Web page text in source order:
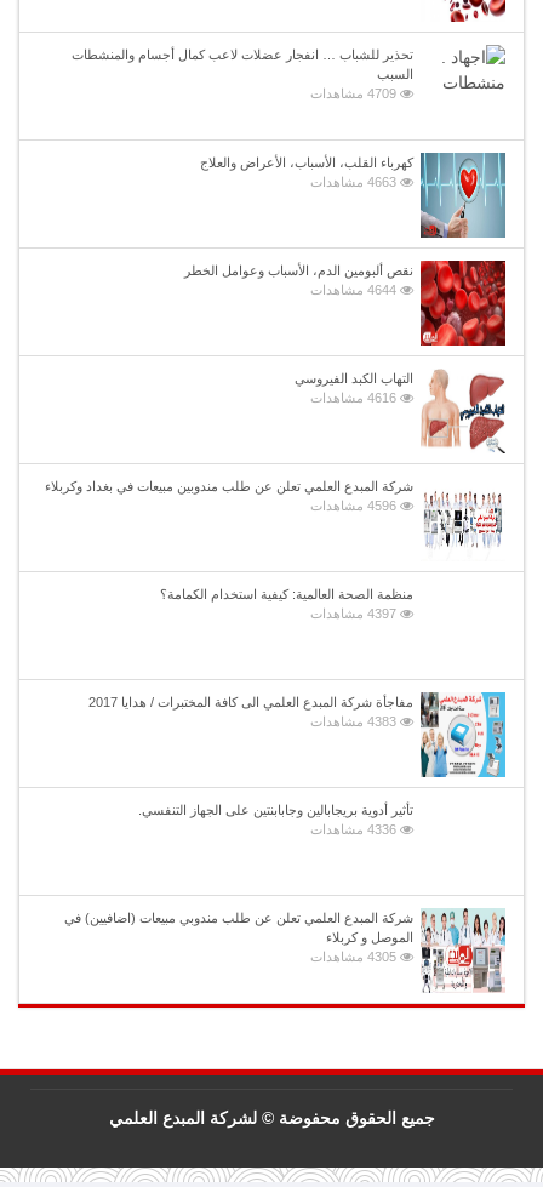
تحذير للشباب … انفجار عضلات لاعب كمال أجسام والمنشطات
السبب
4709 مشاهدات
كهرباء القلب، الأسباب، الأعراض والعلاج
4663 مشاهدات
نقص ألبومين الدم، الأسباب وعوامل الخطر
4644 مشاهدات
التهاب الكبد الفيروسي
4616 مشاهدات
شركة المبدع العلمي تعلن عن طلب مندوبين مبيعات في بغداد وكربلاء
4596 مشاهدات
منظمة الصحة العالمية: كيفية استخدام الكمامة؟
4397 مشاهدات
مفاجأة شركة المبدع العلمي الى كافة المختبرات / هدايا 2017
4383 مشاهدات
تأثير أدوية بريجابالين وجابابنتين على الجهاز التنفسي.
4336 مشاهدات
شركة المبدع العلمي تعلن عن طلب مندوبي مبيعات (اضافيين) في
الموصل و كربلاء
4305 مشاهدات
جميع الحقوق محفوضة © لشركة المبدع العلمي